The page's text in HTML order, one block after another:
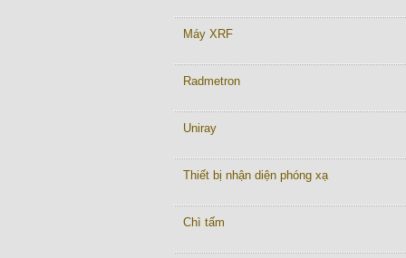
Máy XRF
Radmetron
Uniray
Thiết bị nhận diện phóng xạ
Chì tấm